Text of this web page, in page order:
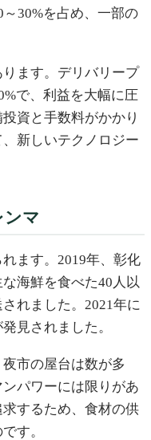
30%を占め、一部の
ます。デリバリープ
で、利益を大幅に圧
資と手数料がかかり
新しいテクノロジー
ンマ
ます。2019年、彰化
海鮮を食べた40人以
れました。2021年に
見されました。
市の屋台は数が多
パワーには限りがあ
するため、食材の供
す。